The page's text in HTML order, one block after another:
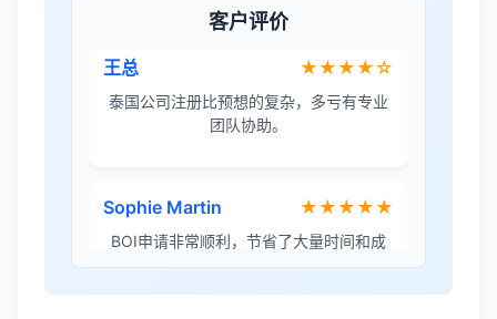
客户评价
Sophie Martin ★★★★★
BOI申请非常顺利，节省了大量时间和成
本。
李女士 ★★★★★
境外投资备案流程清晰，顾问非常耐心解